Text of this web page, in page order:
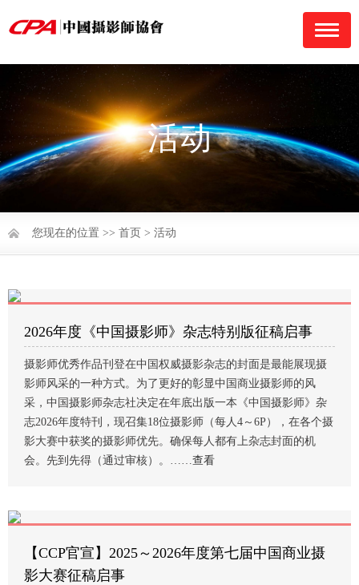
活动
您现在的位置 >> 首页 > 活动
2026年度《中国摄影师》杂志特别版征稿启事
摄影师优秀作品刊登在中国权威摄影杂志的封面是最能展现摄
影师风采的一种方式。为了更好的彰显中国商业摄影师的风
采，中国摄影师杂志社决定在年底出版一本《中国摄影师》杂
志2026年度特刊，现召集18位摄影师（每人4～6P），在各个摄
影大赛中获奖的摄影师优先。确保每人都有上杂志封面的机
会。先到先得（通过审核）。……查看
【CCP官宣】2025～2026年度第七届中国商业摄
影大赛征稿启事